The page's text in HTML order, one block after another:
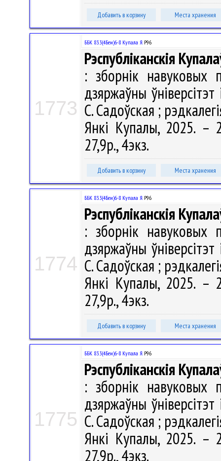
Добавить в корзину Места хранения
1773
ББК 83.3(4Беи)6-8 Купала Я.Р96
Рэспубліканскія
: зборнік навуковых
дзяржаўны
С. Садоўская ;
Янкі Купалы, 2025. –
27,9р., 4экз.
Добавить в корзину Места хранения
1774
ББК 83.3(4Беи)6-8 Купала Я.Р96
Рэспубліканскія
: зборнік навуковых
дзяржаўны
С. Садоўская ;
Янкі Купалы, 2025. –
27,9р., 4экз.
Добавить в корзину Места хранения
1775
ББК 83.3(4Беи)6-8 Купала Я.Р96
Рэспубліканскія
: зборнік навуковых
дзяржаўны
С. Садоўская ;
Янкі Купалы, 2025. –
27,9р., 4экз.